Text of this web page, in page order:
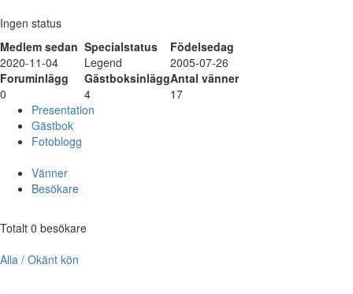
Ingen status
Medlem sedan Specialstatus
Födelsedag
2020-11-04
Legend
2005-07-26
Foruminlägg
GästboksinläggAntal vänner
0
4
17
Presentation
Gästbok
Fotoblogg
Vänner
Besökare
Totalt 0 besökare
Alla / Okänt kön